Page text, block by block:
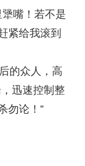
嘴！若不是
紧给我滚到
的众人，高
迅速控制整
勿论！”